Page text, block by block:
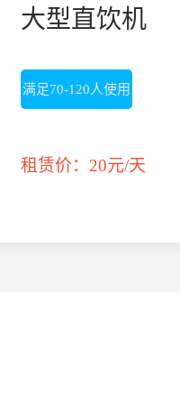
大型直饮机
满足70-120人使用
租赁价：20元/天